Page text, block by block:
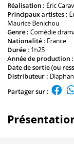
Réalisation : Éric
Principaux artistes :
Maurice Benichou
Genre : Comédie
Nationalité : France
Durée : 1h25
Année de production :
Date de sortie (ou
Distributeur :
Partager sur :